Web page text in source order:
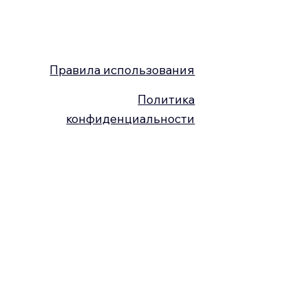
Правила использования
Политика
конфиденциальности